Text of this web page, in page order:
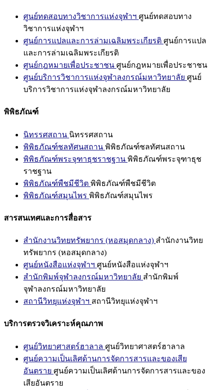
ศูนย์ทดสอบทางวิชาการแห่งจุฬาฯ ศูนย์ทดสอบทาง
วิชาการแห่งจุฬาฯ
ศูนย์การแปลและการล่ามเฉลิมพระเกียรติ ศูนย์การแปล
และการล่ามเฉลิมพระเกียรติ
ศูนย์กฎหมายเพื่อประชาชน ศูนย์กฎหมายเพื่อประชาชน
ศูนย์บริการวิชาการแห่งจุฬาลงกรณ์มหาวิทยาลัย ศูนย์
บริการวิชาการแห่งจุฬาลงกรณ์มหาวิทยาลัย
พิพิธภัณฑ์
นิทรรศสถาน นิทรรศสถาน
พิพิธภัณฑ์ชลทัศนสถาน พิพิธภัณฑ์ชลทัศนสถาน
พิพิธภัณฑ์พระจุฑาธุชราชฐาน พิพิธภัณฑ์พระจุฑาธุช
ราชฐาน
พิพิธภัณฑ์พืชมีชีวิต พิพิธภัณฑ์พืชมีชีวิต
พิพิธภัณฑ์สมุนไพร พิพิธภัณฑ์สมุนไพร
สารสนเทศและการสื่อสาร
สำนักงานวิทยทรัพยากร (หอสมุดกลาง) สำนักงานวิทย
ทรัพยากร (หอสมุดกลาง)
ศูนย์หนังสือแห่งจุฬาฯ ศูนย์หนังสือแห่งจุฬาฯ
สำนักพิมพ์จุฬาลงกรณ์มหาวิทยาลัย สำนักพิมพ์
จุฬาลงกรณ์มหาวิทยาลัย
สถานีวิทยุแห่งจุฬาฯ สถานีวิทยุแห่งจุฬาฯ
บริการตรวจวิเคราะห์คุณภาพ
ศูนย์วิทยาศาสตร์ฮาลาล ศูนย์วิทยาศาสตร์ฮาลาล
ศูนย์ความเป็นเลิศด้านการจัดการสารและของเสีย
อันตราย ศูนย์ความเป็นเลิศด้านการจัดการสารและของ
เสียอันตราย